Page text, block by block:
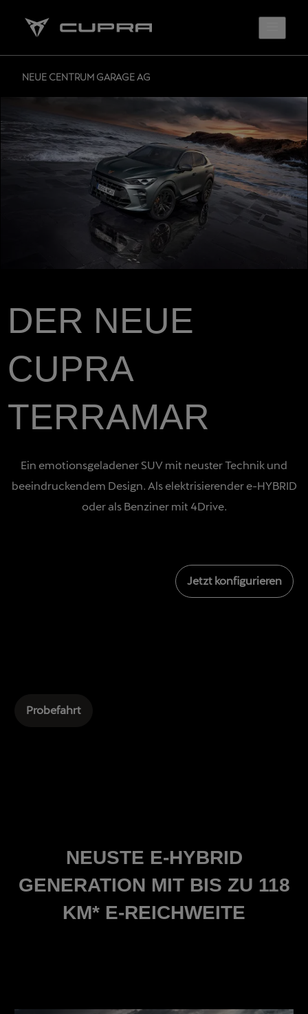
NEUE CENTRUM GARAGE AG
DER NEUE
CUPRA
TERRAMAR
Ein emotionsgeladener SUV mit neuster Technik und
beeindruckendem Design. Als elektrisierender e-HYBRID
oder als Benziner mit 4Drive.
Jetzt konfigurieren
Probefahrt
NEUSTE E-HYBRID
GENERATION MIT BIS ZU 118
KM* E-REICHWEITE